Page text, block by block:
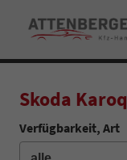
Skoda Karoq
Verfügbarkeit, Art